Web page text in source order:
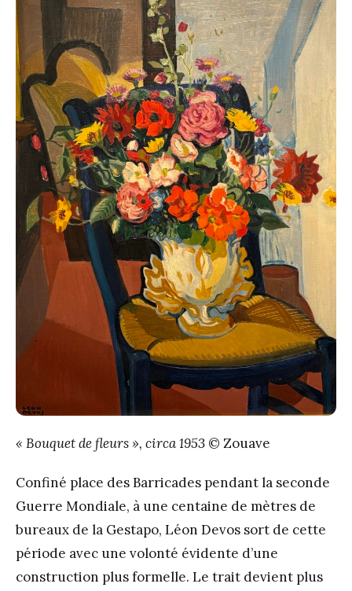
« Bouquet de fleurs », circa 1953 © Zouave
Confiné place des Barricades pendant la seconde
Guerre Mondiale, à une centaine de mètres de
bureaux de la Gestapo, Léon Devos sort de cette
période avec une volonté évidente d’une
construction plus formelle. Le trait devient plus